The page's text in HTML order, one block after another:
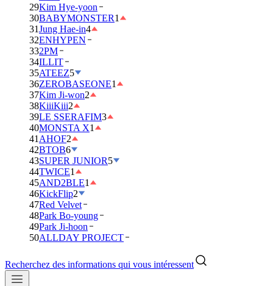
29Kim Hye-yoon
30BABYMONSTER1
31Jung Hae-in4
32ENHYPEN
332PM
34ILLIT
35ATEEZ5
36ZEROBASEONE1
37Kim Ji-won2
38KiiiKiii2
39LE SSERAFIM3
40MONSTA X1
41 AHOF2
42BTOB6
43SUPER JUNIOR5
44TWICE1
45AND2BLE1
46KickFlip2
47Red Velvet
48Park Bo-young
49Park Ji-hoon
50ALLDAY PROJECT
Recherchez des informations qui vous intéressent